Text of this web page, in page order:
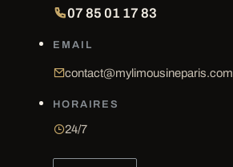
07 85 01 17 83
EMAIL
contact@mylimousineparis.com
HORAIRES
24/7